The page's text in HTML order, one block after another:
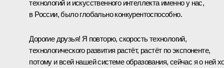
технологий и искусственного интеллекта именно у нас,
в России, было глобально конкурентоспособно.
Дорогие друзья! Я повторю, скорость технологий,
технологического развития растёт, растёт по экспоненте,
потому и всей нашей системе образования, сейчас я о ней